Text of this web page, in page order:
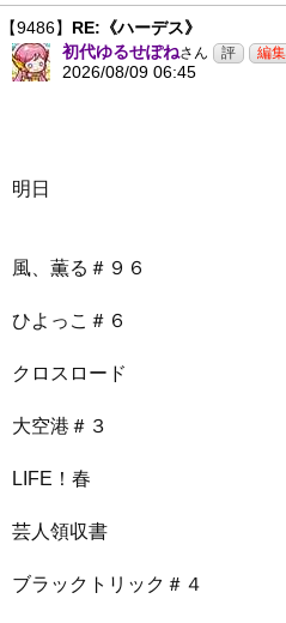
【9486】 RE:《ハーデス》
初代ゆるせぽねさん
2026/08/09 06:45
明日
風、薫る＃９６
ひよっこ＃６
クロスロード
大空港＃３
LIFE！春
芸人領収書
ブラックトリック＃４